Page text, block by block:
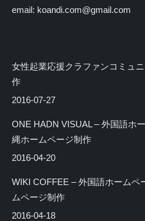
email: koandi.com@gmail.com
女性起業応援クラファンコミュ
作
2016-07-27
ONE HADN VISUAL – 外国語ホ
縄ホームページ制作
2016-04-20
WIKI COFFEE – 外国語ホームペ
ムページ制作
2016-04-18